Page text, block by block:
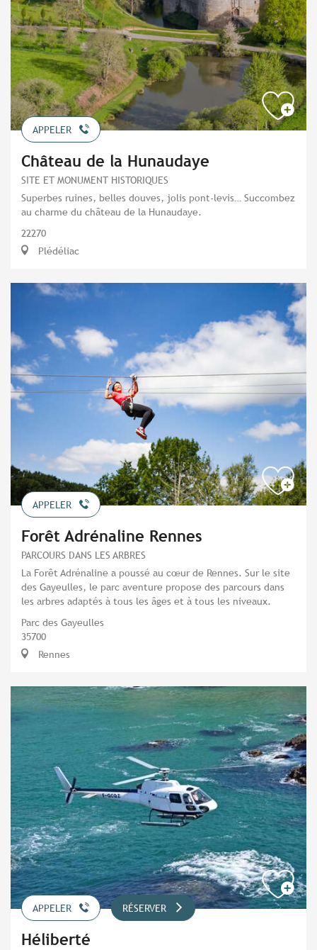
APPELER
Château de la Hunaudaye
SITE ET MONUMENT HISTORIQUES
Superbes ruines, belles douves, jolis pont-levis… Succombez
au charme du château de la Hunaudaye.
22270
Plédéliac
APPELER
Forêt Adrénaline Rennes
PARCOURS DANS LES ARBRES
La Forêt Adrénaline a poussé au cœur de Rennes. Sur le site
des Gayeulles, le parc aventure propose des parcours dans
les arbres adaptés à tous les âges et à tous les niveaux.
Parc des Gayeulles
35700
Rennes
APPELER RÉSERVER
Héliberté